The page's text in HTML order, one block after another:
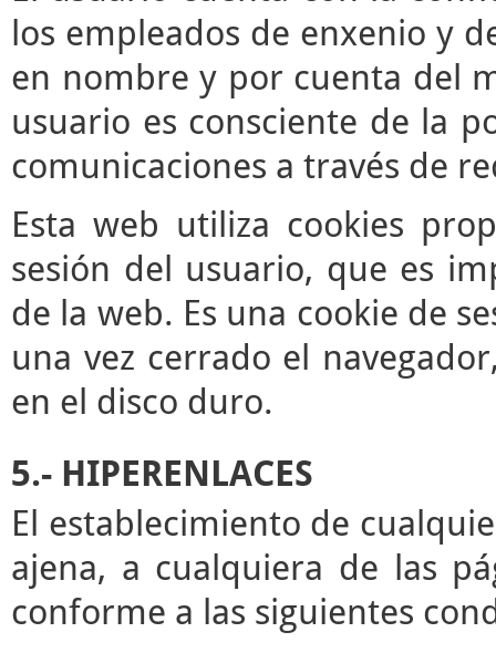
los empleados de enxenio y
en nombre y por cuenta del
usuario es consciente de la
comunicaciones a través de
Esta web utiliza cookies
sesión del usuario, que es
de la web. Es una cookie de
una vez cerrado el
en el disco duro.
5.- HIPERENLACES
El establecimiento de
ajena, a cualquiera de las
conforme a las siguientes